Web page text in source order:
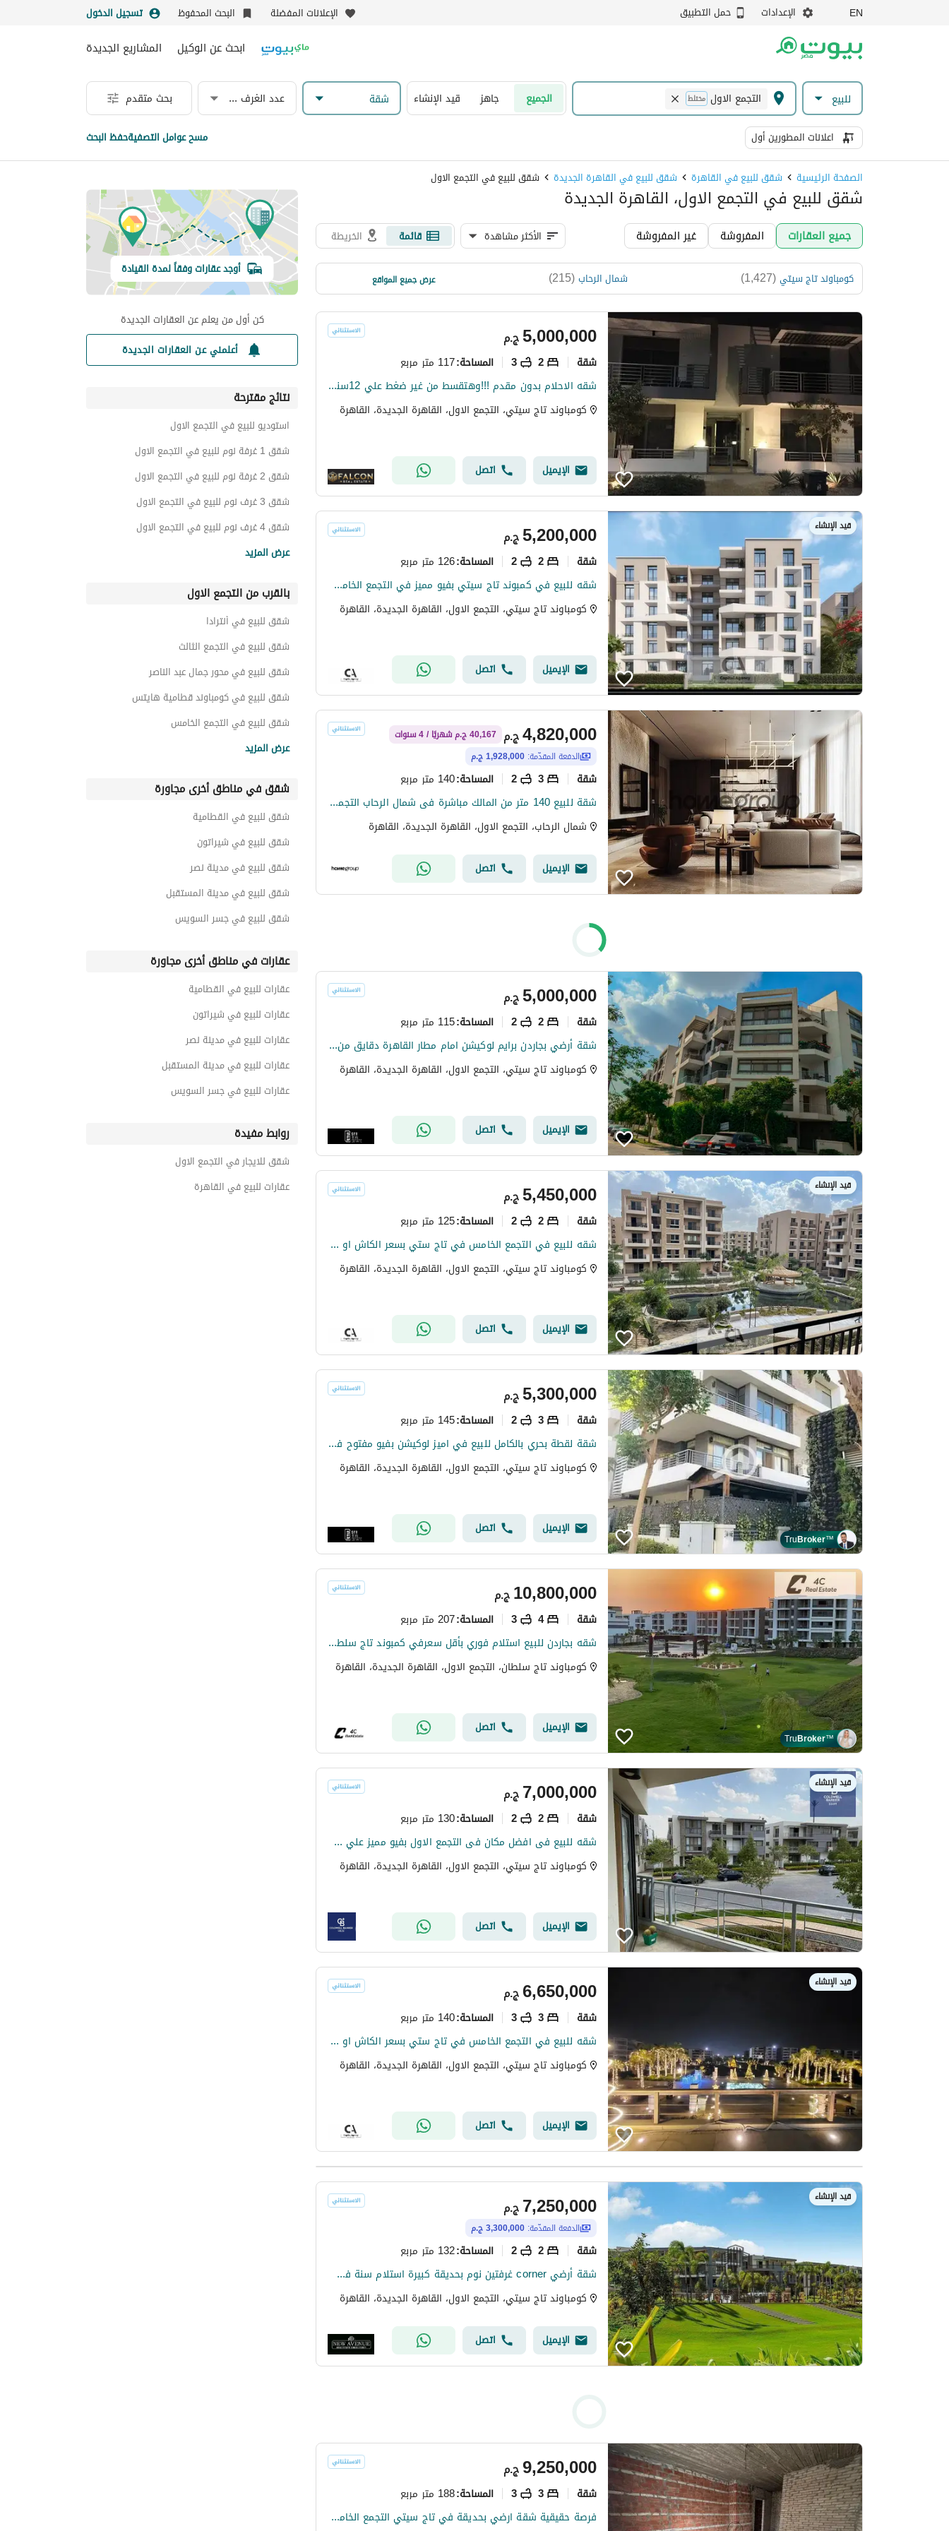
EN الإعدادات حمل التطبيق الإعلانات المفضلة البحث المحفوظ تسجيل الدخول
ابحث عن الوكيل المشاريع الجديدة
للبيع التجمع الاول مختلط الجميع جاهز قيد الإنشاء شقة عدد الغرف & الحمامات بحث متقدم
اعلانات المطورين أول مسح عوامل التصفيةحفظ البحث
الصفحة الرئيسية شقق للبيع في القاهرة شقق للبيع في القاهرة الجديدة شقق للبيع في التجمع الاول
شقق للبيع في التجمع الاول، القاهرة الجديدة
جميع العقارات المفروشة غير المفروشة الأكثر مشاهدة قائمة الخريطة
كومباوند تاج سيتي(
1,427
) شمال الرحاب(
215
) القرنفل
(
168
)
كومباوند تاج سلطان
(
89
)
عرض جميع المواقع
ج.م5,000,000
شقة 2
3 المساحة:117 متر مربع
شقه الاحلام بدون مقدم !!!وهتقسط من غير ضغط علي 12سنه!!! اميز شقه في اميز لوكيشن باميز فيو في الكمبوند اوفر مش هيتكرر والسعر لقطه
كومباوند تاج سيتي، التجمع الاول، القاهرة الجديدة، القاهرة
الإيميل اتصل
قيد الإنشاء
ج.م5,200,000
شقة 2
2 المساحة:126 متر مربع
شقه للبيع في كمبوند تاج سيتي بفيو مميز في التجمع الخامس بالقرب من الجولدن اسكوير والجامعه الامريكيه بخصم كاش 50% | Taj city
كومباوند تاج سيتي، التجمع الاول، القاهرة الجديدة، القاهرة
الإيميل اتصل
ج.م4,820,000
40,167 ج.م شهريًا / 4 سنوات
الدفعة المقدّمة: 1,928,000 ج.م
شقة 3
2 المساحة:140 متر مربع
شقة للبيع 140 متر من المالك مباشرة فى شمال الرحاب التجمع الخامس استلام فورى
شمال الرحاب، التجمع الاول، القاهرة الجديدة، القاهرة
الإيميل اتصل
ج.م5,000,000
شقة 2
2 المساحة:115 متر مربع
شقة أرضي بجاردن برايم لوكيشن امام مطار القاهرة دقايق من مصر الجديدة بفيو لاندسكيب بحري بالكامل
كومباوند تاج سيتي، التجمع الاول، القاهرة الجديدة، القاهرة
الإيميل اتصل
قيد الإنشاء
ج.م5,450,000
شقة 2
2 المساحة:125 متر مربع
شقه للبيع في التجمع الخامس في تاج ستي بسعر الكاش او قسط علي 12 سنه دفع بدون مقدم 0% مع شركه مدينه مصر | القاهره الجديدة | taj cit
كومباوند تاج سيتي، التجمع الاول، القاهرة الجديدة، القاهرة
الإيميل اتصل
TruBroker™
ج.م5,300,000
شقة 3
2 المساحة:145 متر مربع
شقة لقطة بحري بالكامل للبيع في اميز لوكيشن بفيو مفتوح في كمبوند تاج سيتي
كومباوند تاج سيتي، التجمع الاول، القاهرة الجديدة، القاهرة
الإيميل اتصل
TruBroker™
ج.م10,800,000
شقة 4
3 المساحة:207 متر مربع
شقه بجاردن للبيع استلام فوري بأقل سعرفي كمبوند تاج سلطان بالتجمع الخامس
كومباوند تاج سلطان، التجمع الاول، القاهرة الجديدة، القاهرة
الإيميل اتصل
قيد الإنشاء
ج.م7,000,000
شقة 2
2 المساحة:130 متر مربع
شقه للبيع فى افضل مكان فى التجمع الاول بفيو مميز علي لاند سكيب بتقسيط علي 12 سنه
كومباوند تاج سيتي، التجمع الاول، القاهرة الجديدة، القاهرة
الإيميل اتصل
قيد الإنشاء
ج.م6,650,000
شقة 3
3 المساحة:140 متر مربع
شقه للبيع في التجمع الخامس في تاج ستي بسعر الكاش او قسط علي 12 سنه دفع بدون مقدم 0% مع شركه مدينه مصر | القاهره الجديدة | taj cit
كومباوند تاج سيتي، التجمع الاول، القاهرة الجديدة، القاهرة
الإيميل اتصل
قيد الإنشاء
ج.م7,250,000
الدفعة المقدّمة: 3,300,000 ج.م
شقة 2
2 المساحة:132 متر مربع
شقة أرضي corner غرفتين نوم بحديقة كبيرة استلام سنة في تاج سيتي القاهرة الجديدة | Taj City New Cairo
كومباوند تاج سيتي، التجمع الاول، القاهرة الجديدة، القاهرة
الإيميل اتصل
ج.م9,250,000
شقة 3
3 المساحة:188 متر مربع
فرصة حقيقية شقة ارضي بحديقة في تاج سيتي التجمع الخامس بسعر اقل من السوق بفرق كبير والاونر مخفض السعر مليون جنيه للوصول لبيع سريع
أوجد عقارات وفقاً لمدة القيادة
كن أول من يعلم عن العقارات الجديدة
أعلمني عن العقارات الجديدة
نتائج مقترحة
استوديو للبيع في التجمع الاول
شقق 1 غرفة نوم للبيع في التجمع الاول
شقق 2 غرفة نوم للبيع في التجمع الاول
شقق 3 غرف نوم للبيع في التجمع الاول
شقق 4 غرف نوم للبيع في التجمع الاول
تاون هاوس للبيع في التجمع الاول
دوبليكس للبيع في التجمع الاول
بنتهاوس للبيع في التجمع الاول
أراضي للبيع في التجمع الاول
اي فيلا للبيع في التجمع الاول
غرف للبيع في التجمع الاول
أسطح للبيع في التجمع الاول
شقق فندقية للبيع في التجمع الاول
عقارات للبيع في التجمع الاول
عرض المزيد
بالقرب من التجمع الاول
شقق للبيع في أنترادا
شقق للبيع في التجمع الثالث
شقق للبيع في محور جمال عبد الناصر
شقق للبيع في كومباوند قطامية هايتس
شقق للبيع في التجمع الخامس
شقق للبيع في كومباوند امتداد غرب الجولف
شقق للبيع في كومباوند ستون ريزيدنس
شقق للبيع في كومباوند ستون بارك
عرض المزيد
شقق في مناطق أخرى مجاورة
شقق للبيع في القطامية
شقق للبيع في شيراتون
شقق للبيع في مدينة نصر
شقق للبيع في مدينة المستقبل
شقق للبيع في جسر السويس
عقارات في مناطق أخرى مجاورة
عقارات للبيع في القطامية
عقارات للبيع في شيراتون
عقارات للبيع في مدينة نصر
عقارات للبيع في مدينة المستقبل
عقارات للبيع في جسر السويس
روابط مفيدة
شقق للايجار في التجمع الاول
عقارات للبيع في القاهرة